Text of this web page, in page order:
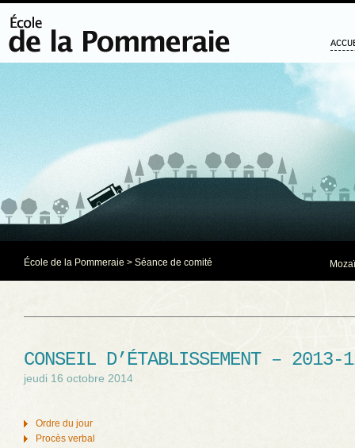
École de la Pommeraie > Séance de comité
CONSEIL D’ÉTABLISSEMENT – 2013-
jeudi 16 octobre 2014
Ordre du jour
Procès verbal